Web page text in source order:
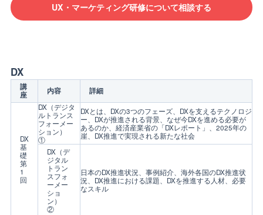
UX・マーケティング研修について相談する
DX
講
座
内容 詳細
DX
基
礎
第
1
回
DX（デジタ
ルトランス
フォーメー
ション）
①
DXとは、DXの3つのフェーズ、DXを支えるテクノロジ
ー、DXが推進される背景、なぜ今DXを進める必要が
あるのか、経済産業省の「DXレポート」、2025年の
崖、DX推進で実現される新たな社会
DX（デ
ジタル
トラン
スフォ
ーメー
ショ
ン）
②
日本のDX推進状況、事例紹介、海外各国のDX推進状
況、DX推進における課題、DXを推進する人材、必要
なスキル